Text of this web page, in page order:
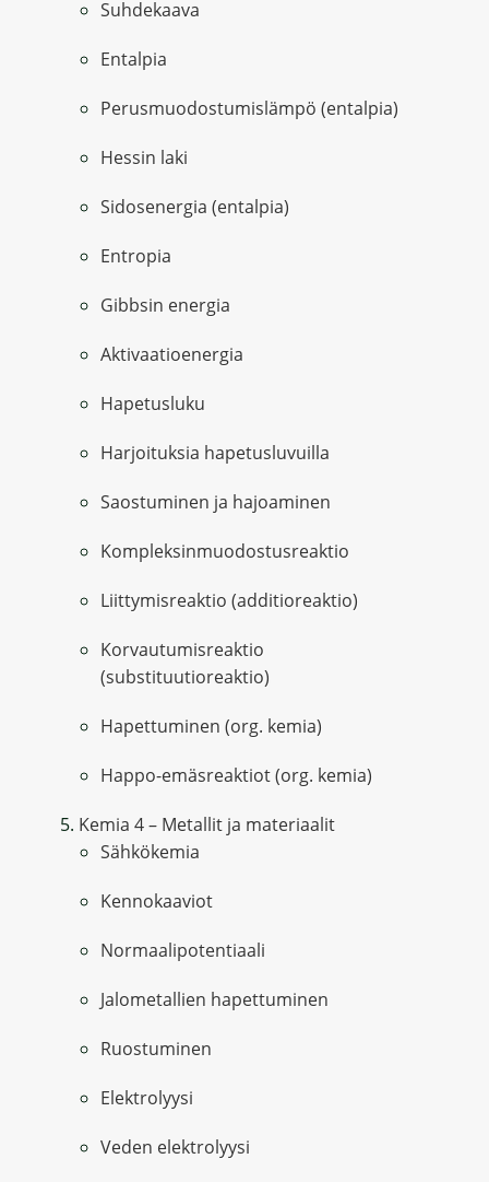
Suhdekaava
Entalpia
Perusmuodostumislämpö (entalpia)
Hessin laki
Sidosenergia (entalpia)
Entropia
Gibbsin energia
Aktivaatioenergia
Hapetusluku
Harjoituksia hapetusluvuilla
Saostuminen ja hajoaminen
Kompleksinmuodostusreaktio
Liittymisreaktio (additioreaktio)
Korvautumisreaktio
(substituutioreaktio)
Hapettuminen (org. kemia)
Happo-emäsreaktiot (org. kemia)
Kemia 4 – Metallit ja materiaalit
Sähkökemia
Kennokaaviot
Normaalipotentiaali
Jalometallien hapettuminen
Ruostuminen
Elektrolyysi
Veden elektrolyysi